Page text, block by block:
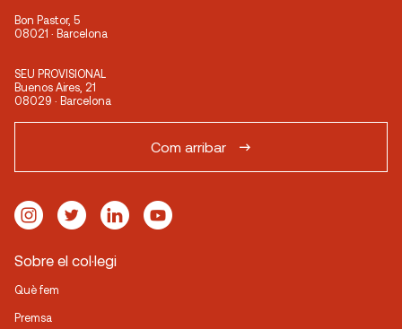
Bon Pastor, 5
08021 · Barcelona
SEU PROVISIONAL
Buenos Aires, 21
08029 · Barcelona
Com arribar
Sobre el col·legi
Què fem
Premsa